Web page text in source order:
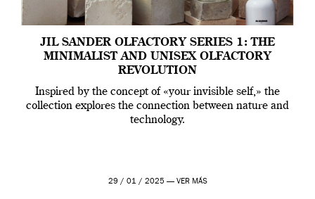
JIL SANDER OLFACTORY SERIES 1: THE
MINIMALIST AND UNISEX OLFACTORY
REVOLUTION
Inspired by the concept of «your invisible self,» the
collection explores the connection between nature and
technology.
29 / 01 / 2025 — VER MÁS